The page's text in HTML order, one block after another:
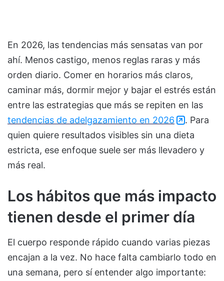
En 2026, las tendencias más sensatas van por
ahí. Menos castigo, menos reglas raras y más
orden diario. Comer en horarios más claros,
caminar más, dormir mejor y bajar el estrés están
entre las estrategias que más se repiten en las
tendencias de adelgazamiento en 2026
. Para
quien quiere resultados visibles sin una dieta
estricta, ese enfoque suele ser más llevadero y
más real.
Los hábitos que más impacto
tienen desde el primer día
El cuerpo responde rápido cuando varias piezas
encajan a la vez. No hace falta cambiarlo todo en
una semana, pero sí entender algo importante: